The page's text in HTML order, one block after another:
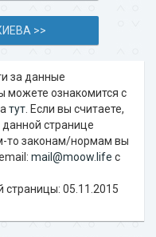
>>
за данные
можете ознакомится с
тут . Если вы считаете,
странице
то законам/нормам вы
mail@moow.life c
страницы: 05.11.2015